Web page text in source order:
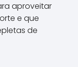
aproveitar
e que
de